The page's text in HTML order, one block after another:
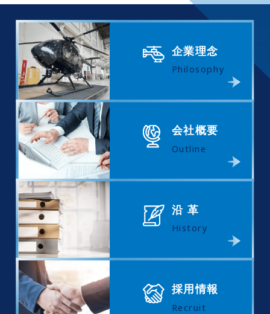
企業理念
Philosophy
会社概要
Outline
沿 革
History
採用情報
Recruit